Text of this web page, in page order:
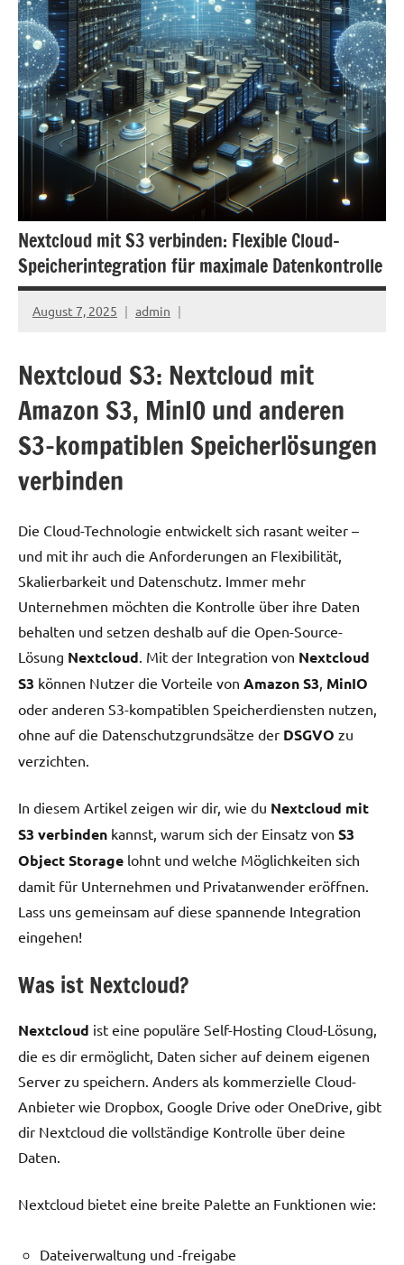
Nextcloud mit S3 verbinden: Flexible Cloud-
Speicherintegration für maximale Datenkontrolle
August 7, 2025 admin
Nextcloud S3: Nextcloud mit
Amazon S3, MinIO und anderen
S3-kompatiblen Speicherlösungen
verbinden
Die Cloud-Technologie entwickelt sich rasant weiter –
und mit ihr auch die Anforderungen an Flexibilität,
Skalierbarkeit und Datenschutz. Immer mehr
Unternehmen möchten die Kontrolle über ihre Daten
behalten und setzen deshalb auf die Open-Source-
Lösung Nextcloud . Mit der Integration von Nextcloud
S3 können Nutzer die Vorteile von Amazon S3 MinIO
oder anderen S3-kompatiblen Speicherdiensten nutzen,
ohne auf die Datenschutzgrundsätze der DSGVO zu
verzichten.
In diesem Artikel zeigen wir dir, wie du Nextcloud mit
S3 verbinden kannst, warum sich der Einsatz von S3
Object Storage lohnt und welche Möglichkeiten sich
damit für Unternehmen und Privatanwender eröffnen.
Lass uns gemeinsam auf diese spannende Integration
eingehen!
Was ist Nextcloud?
Nextcloud ist eine populäre Self-Hosting Cloud-Lösung,
die es dir ermöglicht, Daten sicher auf deinem eigenen
Server zu speichern. Anders als kommerzielle Cloud-
Anbieter wie Dropbox, Google Drive oder OneDrive, gibt
dir Nextcloud die vollständige Kontrolle über deine
Daten.
Nextcloud bietet eine breite Palette an Funktionen wie:
Dateiverwaltung und -freigabe